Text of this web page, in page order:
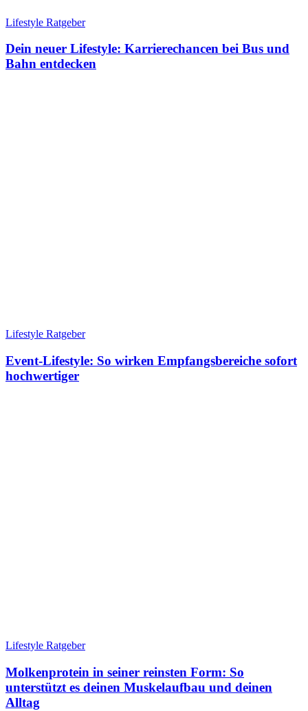
Lifestyle Ratgeber
Dein neuer Lifestyle: Karrierechancen bei Bus und
Bahn entdecken
Lifestyle Ratgeber
Event-Lifestyle: So wirken Empfangsbereiche sofort
hochwertiger
Lifestyle Ratgeber
Molkenprotein in seiner reinsten Form: So
unterstützt es deinen Muskelaufbau und deinen
Alltag